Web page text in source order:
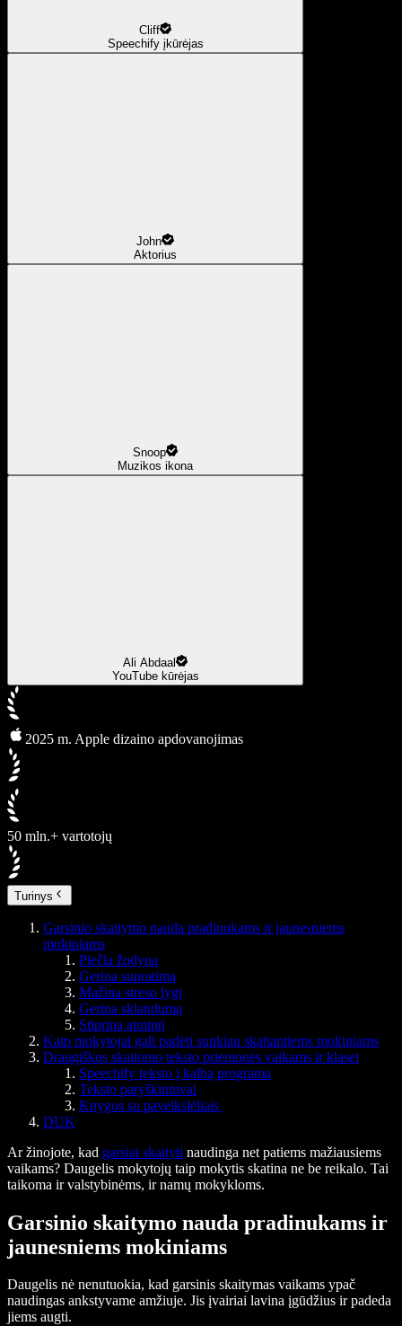
Cliff
Speechify įkūrėjas
John
Aktorius
Snoop
Muzikos ikona
Ali Abdaal
YouTube kūrėjas
2025 m. Apple dizaino apdovanojimas
50 mln.+ vartotojų
Turinys
Garsinio skaitymo nauda pradinukams ir jaunesniems
mokiniams
Plečia žodyną
Gerina supratimą
Mažina streso lygį
Gerina sklandumą
Stiprina atmintį
Kaip mokytojai gali padėti sunkiau skaitantiems mokiniams
Draugiškos skaitomo teksto priemonės vaikams ir klasei
Speechify teksto į kalbą programa
Teksto paryškintuvai
Knygos su paveikslėliais
DUK
Ar žinojote, kad garsiai skaityti naudinga net patiems mažiausiems
vaikams? Daugelis mokytojų taip mokytis skatina ne be reikalo. Tai
taikoma ir valstybinėms, ir namų mokykloms.
Garsinio skaitymo nauda pradinukams ir
jaunesniems mokiniams
Daugelis nė nenutuokia, kad garsinis skaitymas vaikams ypač
naudingas ankstyvame amžiuje. Jis įvairiai lavina įgūdžius ir padeda
jiems augti.